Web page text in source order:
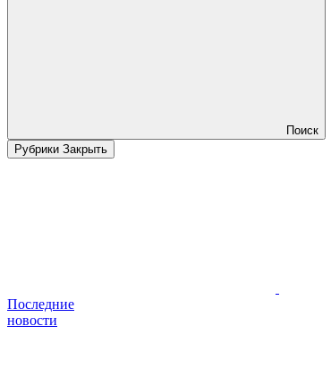
Поиск
Рубрики Закрыть
Последние
новости